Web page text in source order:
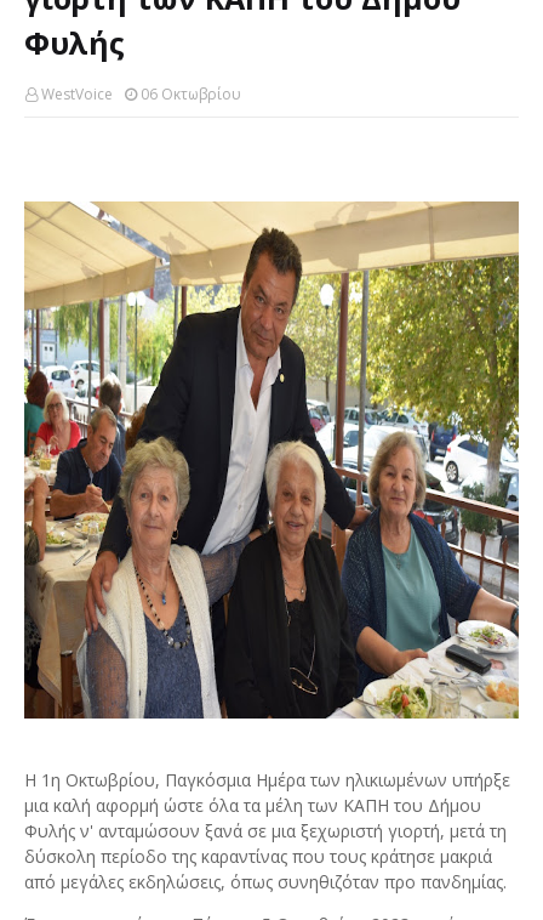
Φυλής
WestVoice 06 Οκτωβρίου
Η 1η Οκτωβρίου, Παγκόσμια Ημέρα των ηλικιωμένων υπήρξε
μια καλή αφορμή ώστε όλα τα μέλη των ΚΑΠΗ του Δήμου
Φυλής ν' ανταμώσουν ξανά σε μια ξεχωριστή γιορτή, μετά τη
δύσκολη περίοδο της καραντίνας που τους κράτησε μακριά
από μεγάλες εκδηλώσεις, όπως συνηθιζόταν προ πανδημίας.